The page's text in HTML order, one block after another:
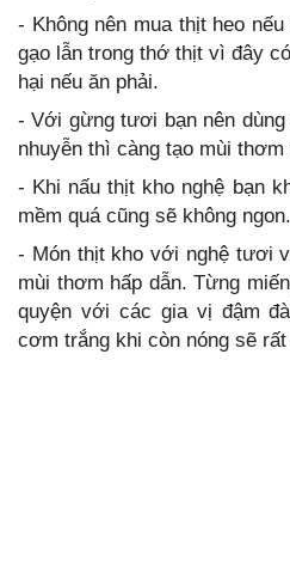
- Không nên mua thịt heo
gạo lẫn trong thớ thịt vì đây
hại nếu ăn phải.
- Với gừng tươi bạn nên
nhuyễn thì càng tạo mùi
- Khi nấu thịt kho nghệ bạn
mềm quá cũng sẽ không ngon.
- Món thịt kho với nghệ tươi
mùi thơm hấp dẫn. Từng
quyện với các gia vị đậm
cơm trắng khi còn nóng sẽ